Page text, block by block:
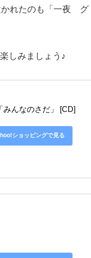
かれたのも「一夜 グ
しみましょう♪
んなのさだ」 [CD]
ショッピングで見る